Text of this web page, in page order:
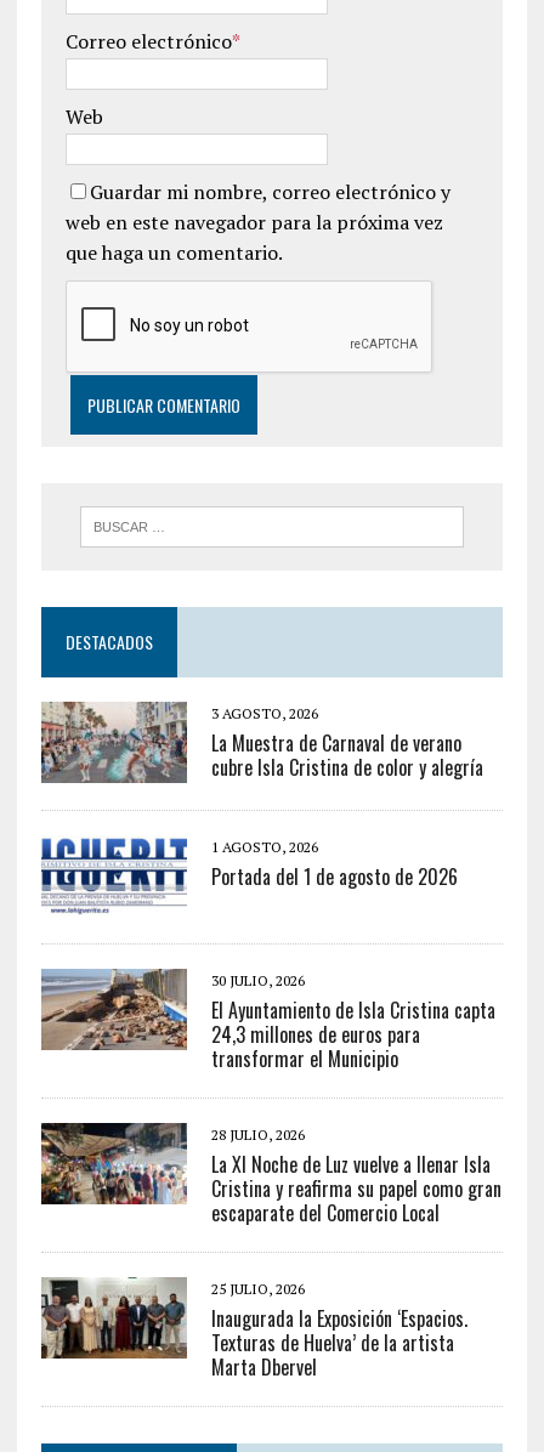
Correo electrónico*
Web
Guardar mi nombre, correo electrónico y
web en este navegador para la próxima vez
que haga un comentario.
DESTACADOS
3 AGOSTO, 2026
La Muestra de Carnaval de verano
cubre Isla Cristina de color y alegría
1 AGOSTO, 2026
Portada del 1 de agosto de 2026
30 JULIO, 2026
El Ayuntamiento de Isla Cristina capta
24,3 millones de euros para
transformar el Municipio
28 JULIO, 2026
La XI Noche de Luz vuelve a llenar Isla
Cristina y reafirma su papel como gran
escaparate del Comercio Local
25 JULIO, 2026
Inaugurada la Exposición ‘Espacios.
Texturas de Huelva’ de la artista
Marta Dbervel